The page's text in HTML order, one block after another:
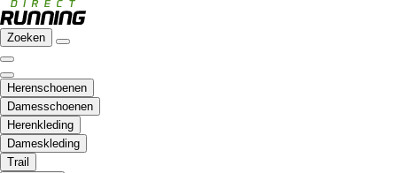
Zoeken
Herenschoenen
Damesschoenen
Herenkleding
Dameskleding
Trail